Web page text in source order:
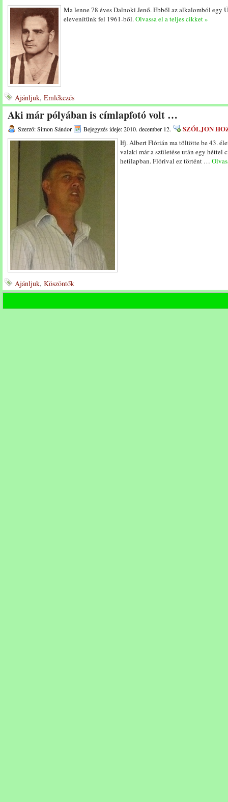
Ma lenne 78 éves Dalnoki Jenő. Ebből az alkalomból egy
elevenítünk fel 1961-ből.Olvassa el a teljes cikket »
Ajánljuk, Emlékezés
Aki már pólyában is címlapfotó volt …
Szerző: Simon Sándor Bejegyzés ideje: 2010. december 12. SZÓLJON
Ifj. Albert Flórián ma töltötte be 43.
valaki már a születése után egy héttel
hetilapban. Flórival ez történt …
Ajánljuk, Köszöntők